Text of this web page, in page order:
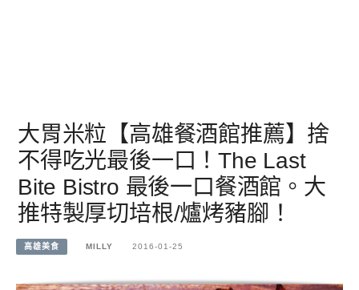
大胃米粒【高雄餐酒館推薦】捨
不得吃光最後一口！The Last
Bite Bistro 最後一口餐酒館。大
推特製厚切培根/爐烤豬腳！
高雄美食 MILLY 2016-01-25